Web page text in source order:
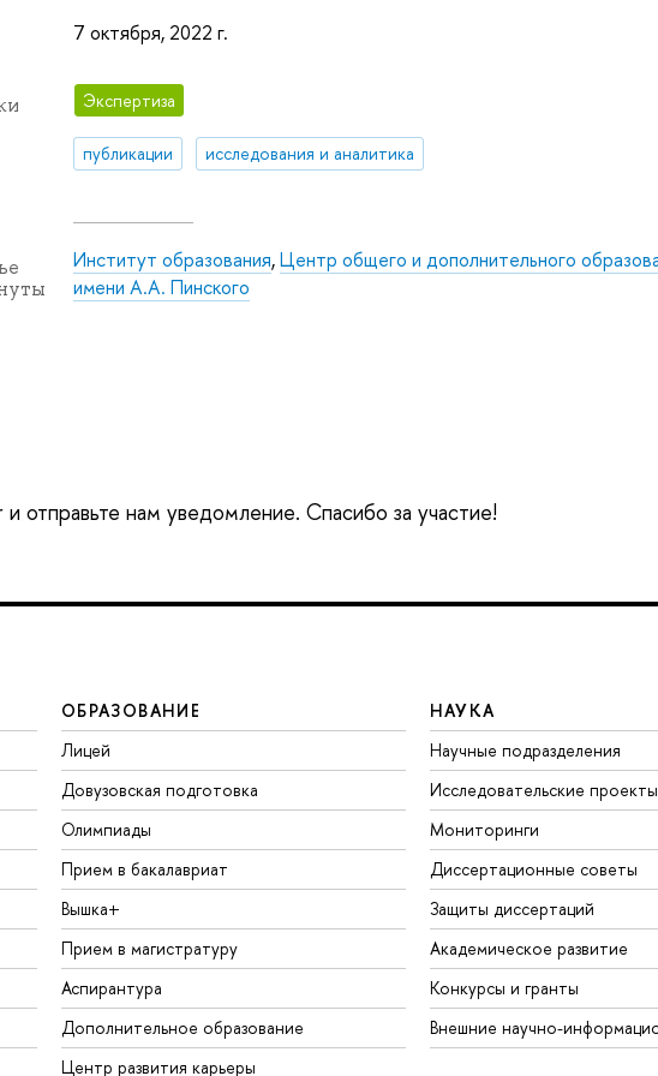
7 октября, 2022 г.
Экспертиза
публикации исследования и аналитика
Институт образования,Центр общего и дополнительного
имени А.А. Пинского
отправьте нам уведомление. Спасибо за участие!
ОБРАЗОВАНИЕ
Лицей
Довузовская подготовка
Олимпиады
Прием в бакалавриат
Вышка+
Прием в магистратуру
Аспирантура
Дополнительное образование
Центр развития карьеры
НАУКА
Научные подразделения
Исследовательские проекты
Мониторинги
Диссертационные советы
Защиты диссертаций
Академическое развитие
Конкурсы и гранты
Внешние научно-